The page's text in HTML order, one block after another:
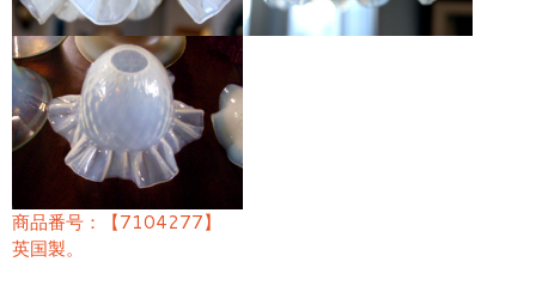
商品番号：【7104277】
英国製。